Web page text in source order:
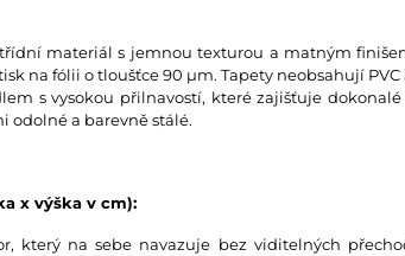
materiál s jemnou texturou a matným
na fólii o tloušťce 90 µm. Tapety neobsahují PVC
s vysokou přilnavostí, které zajišťuje
odolné a barevně stálé.
x výška v cm):
který na sebe navazuje bez viditelných